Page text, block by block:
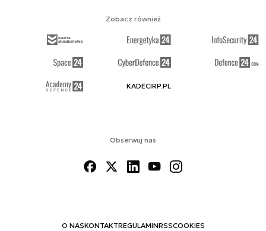
Obserwuj nas
O NASKONTAKTREGULAMINRSSCOOKIES
Zobacz również
KADECIRP.PL